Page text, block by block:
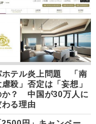
ホテル炎上問題 「南
殺」否定は「妄想」
か？ 中国が30万人に
わる理由